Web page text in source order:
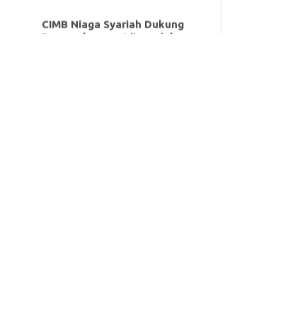
Inklusi Keuangan Syariah di